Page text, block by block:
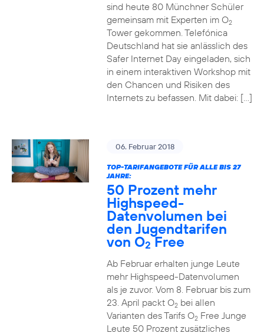
sind heute 80 Münchner Schüler
gemeinsam mit Experten im O2
Tower gekommen. Telefónica
Deutschland hat sie anlässlich des
Safer Internet Day eingeladen, sich
in einem interaktiven Workshop mit
den Chancen und Risiken des
Internets zu befassen. Mit dabei: […]
06. Februar 2018
TOP-TARIFANGEBOTE FÜR ALLE BIS 27
JAHRE:
50 Prozent mehr
Highspeed-
Datenvolumen bei
den Jugendtarifen
von O2Free
Ab Februar erhalten junge Leute
mehr Highspeed-Datenvolumen
als je zuvor. Vom 8. Februar bis zum
23. April packt O2bei allen
Varianten des Tarifs O2Free Junge
Leute 50 Prozent zusätzliches